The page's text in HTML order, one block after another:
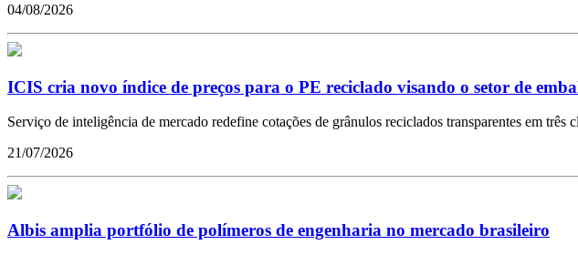
04/08/2026
ICIS cria novo índice de preços para o PE reciclado visando o setor de
Serviço de inteligência de mercado redefine cotações de grânulos reciclados transparentes em três
21/07/2026
Albis amplia portfólio de polímeros de engenharia no mercado brasileiro